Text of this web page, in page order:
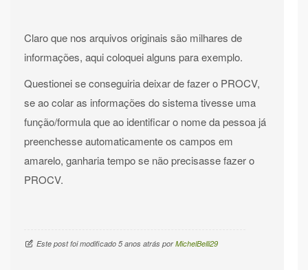
Claro que nos arquivos originais são milhares de
informações, aqui coloquei alguns para exemplo.
Questionei se conseguiria deixar de fazer o PROCV,
se ao colar as informações do sistema tivesse uma
função/formula que ao identificar o nome da pessoa já
preenchesse automaticamente os campos em
amarelo, ganharia tempo se não precisasse fazer o
PROCV.
Este post foi modificado 5 anos atrás por MichelBelli29